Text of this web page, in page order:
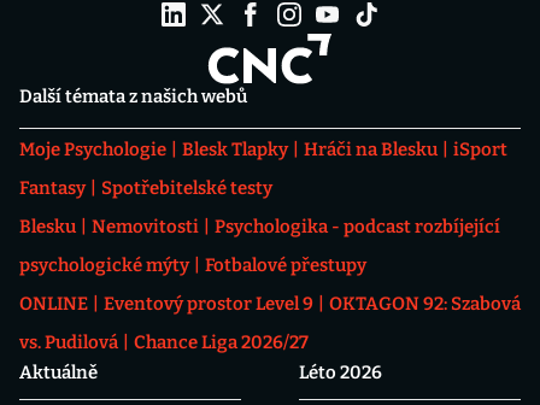
Další témata z našich webů
Moje Psychologie Blesk Tlapky Hráči na Blesku
iSport
Fantasy
Spotřebitelské testy
Blesku
Nemovitosti
Psychologika - podcast rozbíjející
psychologické mýty
Fotbalové přestupy
ONLINE
Eventový prostor Level 9
OKTAGON 92: Szabová
vs. Pudilová
Chance Liga 2026/27
Aktuálně
Léto 2026